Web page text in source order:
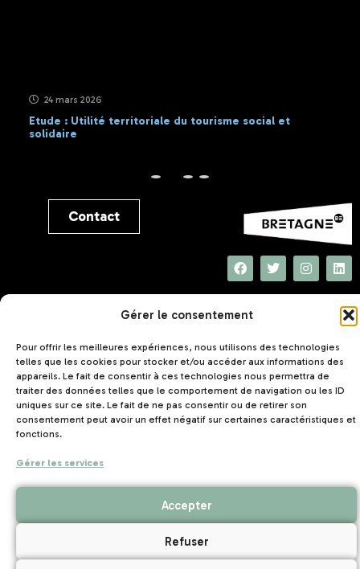
Gérer le consentement
Pour offrir les meilleures expériences, nous utilisons des technologies
telles que les cookies pour stocker et/ou accéder aux informations des
appareils. Le fait de consentir à ces technologies nous permettra de
traiter des données telles que le comportement de navigation ou les ID
uniques sur ce site. Le fait de ne pas consentir ou de retirer son
consentement peut avoir un effet négatif sur certaines caractéristiques et
fonctions.
Gérer les services
Accepter
Refuser
24 mars 2026
Etude : Utilité territoriale du tourisme social et
solidaire
Contact
UNAT Bretagne
5 rue Joseph Le Brix
56000 VANNES
Mentions légales